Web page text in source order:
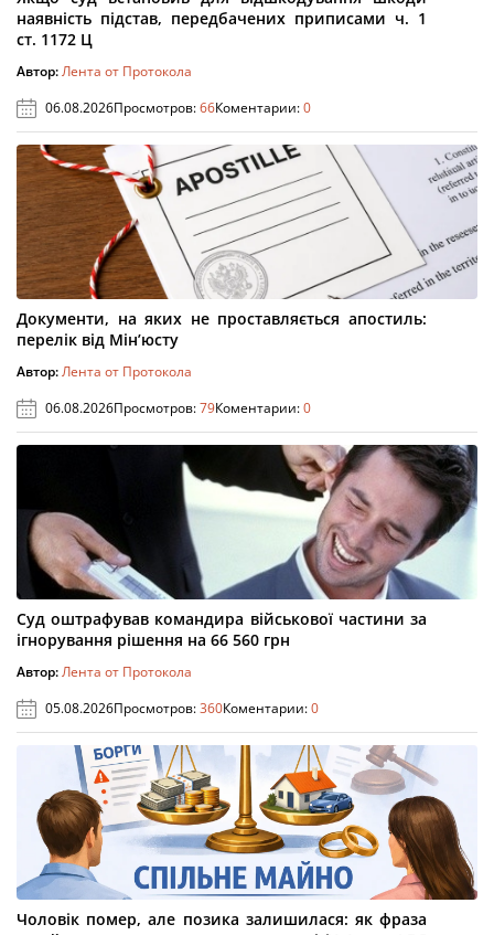
наявність підстав, передбачених приписами ч. 1
ст. 1172 Ц
Автор:Лента от Протокола
06.08.2026Просмотров:66Коментарии:0
Документи, на яких не проставляється апостиль:
перелік від Мін’юсту
Автор:Лента от Протокола
06.08.2026Просмотров:79Коментарии:0
Суд оштрафував командира військової частини за
ігнорування рішення на 66 560 грн
Автор:Лента от Протокола
05.08.2026Просмотров:360Коментарии:0
Чоловік помер, але позика залишилася: як фраза